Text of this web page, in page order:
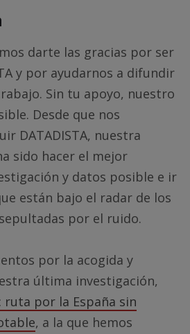
darte las gracias por ser
y por ayudarnos a difundir
Sin tu apoyo, nuestro
Desde que nos
DATADISTA, nuestra
sido hacer el mejor
y datos posible e ir
están bajo el radar de los
por el ruido.
por la acogida y
última investigación,
ruta por la España sin
, a la que hemos